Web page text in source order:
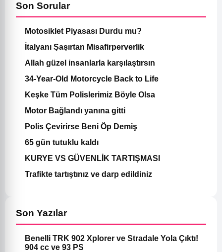
Son Sorular
Motosiklet Piyasası Durdu mu?
İtalyanı Şaşırtan Misafirperverlik
Allah güzel insanlarla karşılaştırsın
34-Year-Old Motorcycle Back to Life
Keşke Tüm Polislerimiz Böyle Olsa
Motor Bağlandı yanına gitti
Polis Çevirirse Beni Öp Demiş
65 gün tutuklu kaldı
KURYE VS GÜVENLİK TARTIŞMASI
Trafikte tartıştınız ve darp edildiniz
Son Yazılar
Benelli TRK 902 Xplorer ve Stradale Yola Çıktı!
904 cc ve 93 PS